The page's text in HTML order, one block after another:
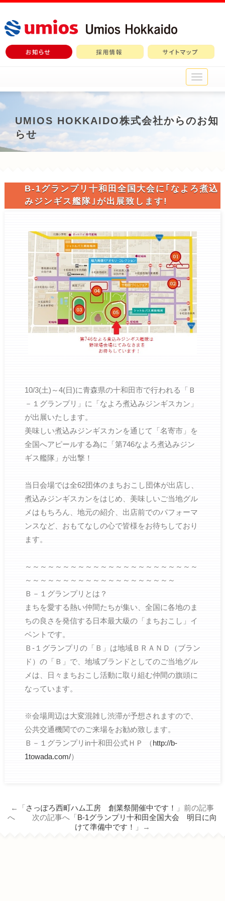
メ
イ
ニ
ュ
UMIOS HOKKAIDO株式会社からのお知
らせ
B-1グランプリ十和田全国大会に｢なよろ煮込
みジンギス艦隊｣が出展致します!
10/3(土)～4(日)に青森県の十和田市で行われる「Ｂ
－１グランプリ」に「なよろ煮込みジンギスカン」
が出展いたします。
美味しい煮込みジンギスカンを通じて「名寄市」を
全国へアピールする為に「第746なよろ煮込みジン
ギス艦隊」が出撃！
当日会場では全62団体のまちおこし団体が出店し、
煮込みジンギスカンをはじめ、美味しいご当地グル
メはもちろん、地元の紹介、出店前でのパフォーマ
ンスなど、おもてなしの心で皆様をお待ちしており
ます。
～～～～～～～～～～～～～～～～～～～～～～～
～～～～～～～～～～～～～～～～～～～～
Ｂ－１グランプリとは？
まちを愛する熱い仲間たちが集い、全国に各地のま
ちの良さを発信する日本最大級の「まちおこし」イ
ベントです。
Ｂ-１グランプリの「Ｂ」は地域ＢＲＡＮＤ（ブラン
ド）の「Ｂ」で、地域ブランドとしてのご当地グル
メは、日々まちおこし活動に取り組む仲間の旗頭に
なっています。
※会場周辺は大変混雑し渋滞が予想されますので、
公共交通機関でのご来場をお勧め致します。
Ｂ－１グランプリin十和田公式ＨＰ （http://b-
1towada.com/）
←「さっぽろ西町ハム工房 創業祭開催中です！
」前の記事
へ 次の記事へ「B-1グランプリ十和田全国大会 明日に向
けて準備中です！
」→